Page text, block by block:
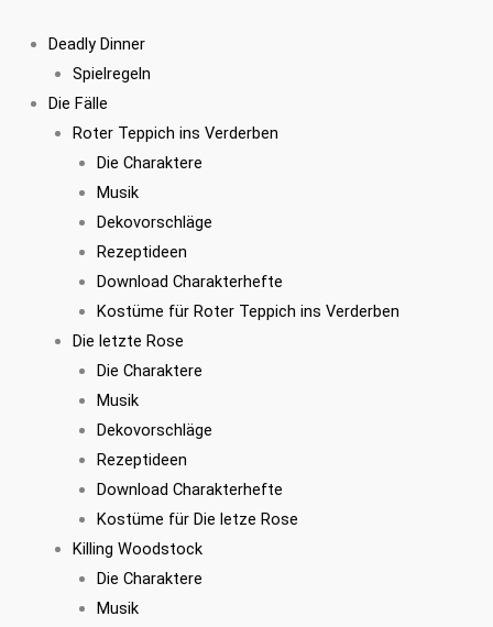
Inhalt
springen
Deadly Dinner
Spielregeln
Die Fälle
Roter Teppich ins Verderben
Die Charaktere
Musik
Dekovorschläge
Rezeptideen
Download Charakterhefte
Kostüme für Roter Teppich ins Verderben
Die letzte Rose
Die Charaktere
Musik
Dekovorschläge
Rezeptideen
Download Charakterhefte
Kostüme für Die letze Rose
Killing Woodstock
Die Charaktere
Musik
Preis
war:
€27,90
Preis
ist:
€24,95.
Mike
Menge